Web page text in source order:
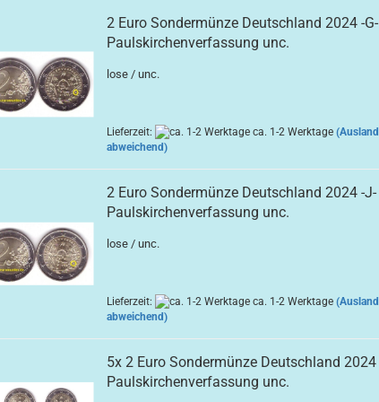
2 Euro Sondermünze Deutschland 2024 -G-
Paulskirchenverfassung unc.
lose / unc.
Lieferzeit: ca. 1-2 Werktage (Ausland
abweichend)
2 Euro Sondermünze Deutschland 2024 -J-
Paulskirchenverfassung unc.
lose / unc.
Lieferzeit: ca. 1-2 Werktage (Ausland
abweichend)
5x 2 Euro Sondermünze Deutschland 2024
Paulskirchenverfassung unc.